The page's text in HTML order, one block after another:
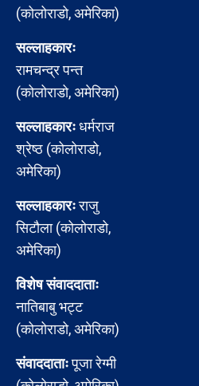
(कोलोराडो, अमेरिका)
सल्लाहकारः
रामचन्द्र पन्त
(कोलोराडो, अमेरिका)
सल्लाहकारःधर्मराज
श्रेष्ठ (कोलोराडो,
अमेरिका)
सल्लाहकारःराजु
सिटौला (कोलोराडो,
अमेरिका)
विशेष संवाददाताः
नातिबाबु भट्ट
(कोलोराडो, अमेरिका)
संवाददाताःपूजा रेग्मी